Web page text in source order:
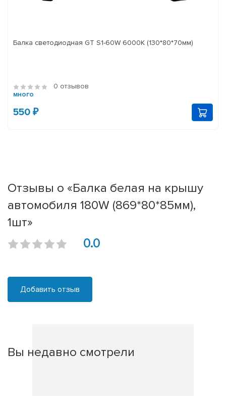
Балка светодиодная GT S1-60W 6000K (130*80*70мм)
0 отзывов
много
550 ₽
Отзывы о «Балка белая на крышу
автомобиля 180W (869*80*85мм),
1шт»
0.0
Добавить отзыв
Вы недавно смотрели